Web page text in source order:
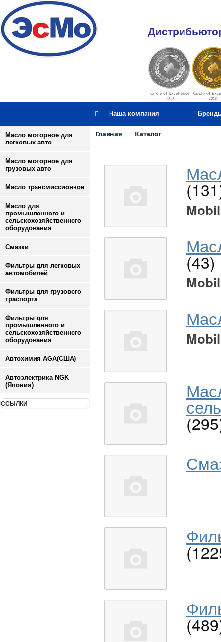
Наша компания
Масло моторное для
легковых авто
Масло моторное для
грузовых авто
Масло трансмиссионное
Масло для
промышленного и
сельскохозяйственного
оборудования
Смазки
Фильтры для легковых
автомобилей
Фильтры для грузового
траспорта
Фильтры для
промышленного и
сельскохозяйственного
оборудования
Автохимия AGA(США)
Автоэлектрика NGK
(Япония)
ССЫЛКИ
Главная Каталог
Mobil
(43)
Mobil
Mobil